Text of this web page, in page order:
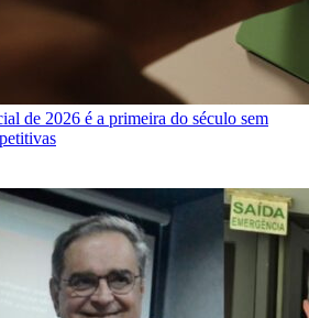
de 2026 é a primeira do século sem